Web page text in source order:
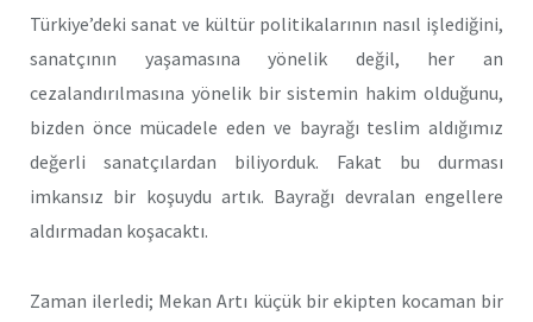
Türkiye’deki sanat ve kültür politikalarının nasıl işlediğini,
sanatçının yaşamasına yönelik değil, her an
cezalandırılmasına yönelik bir sistemin hakim olduğunu,
bizden önce mücadele eden ve bayrağı teslim aldığımız
değerli sanatçılardan biliyorduk. Fakat bu durması
imkansız bir koşuydu artık. Bayrağı devralan engellere
aldırmadan koşacaktı.
Zaman ilerledi; Mekan Artı küçük bir ekipten kocaman bir